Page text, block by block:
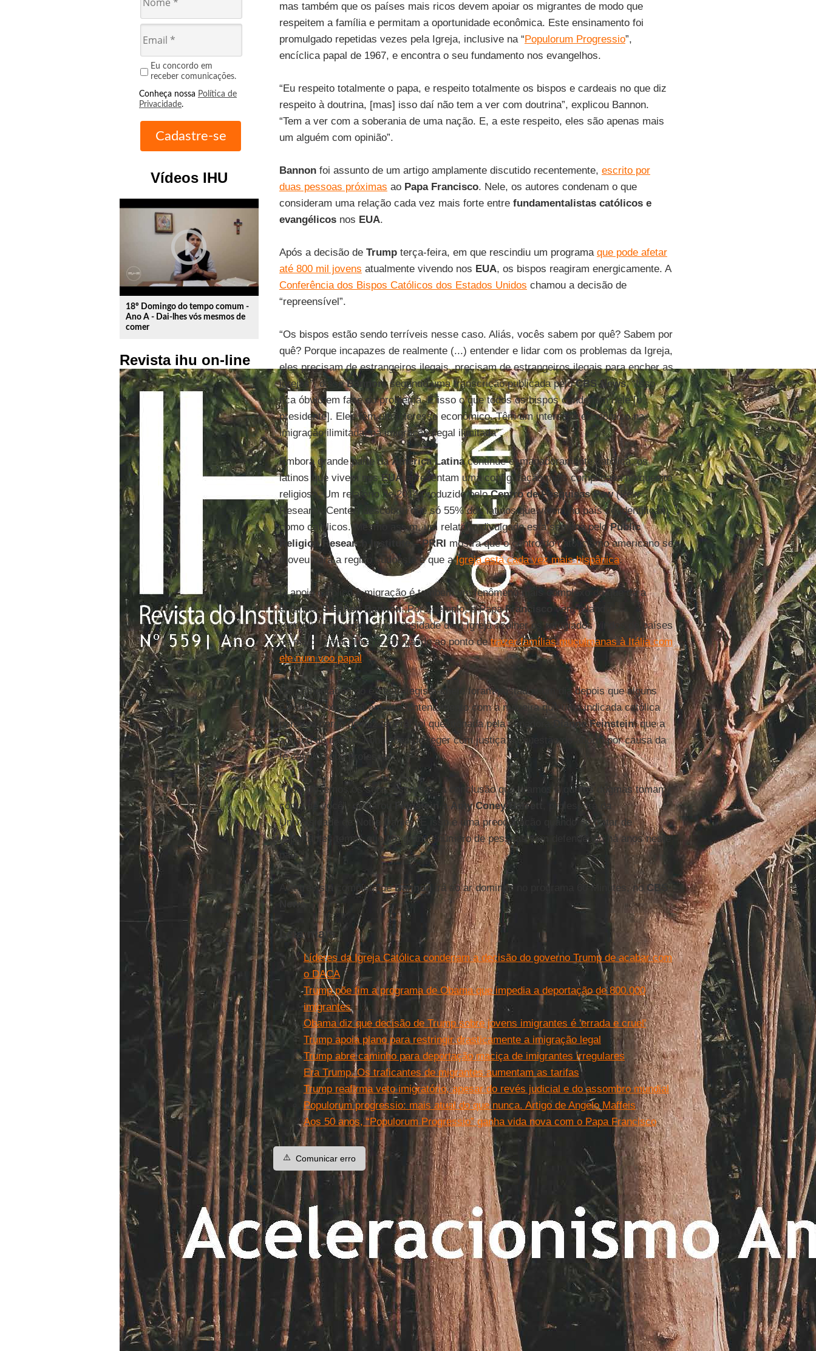
Eu concordo em
receber comunicações.
Conheça nossa Política de
Privacidade.
Vídeos IHU
play_circle_outline
18º Domingo do tempo comum -
Ano A - Dai-lhes vós mesmos de
comer
Revista ihu on-line
mas também que os países mais ricos devem apoiar os migrantes de modo que
respeitem a família e permitam a oportunidade econômica. Este ensinamento foi
promulgado repetidas vezes pela Igreja, inclusive na “Populorum Progressio”,
encíclica papal de 1967, e encontra o seu fundamento nos evangelhos.
“Eu respeito totalmente o papa, e respeito totalmente os bispos e cardeais no que diz
respeito à doutrina, [mas] isso daí não tem a ver com doutrina”, explicou Bannon.
“Tem a ver com a soberania de uma nação. E, a este respeito, eles são apenas mais
um alguém com opinião”.
Bannonfoi assunto de um artigo amplamente discutido recentemente, escrito por
duas pessoas próximas ao Papa Francisco. Nele, os autores condenam o que
consideram uma relação cada vez mais forte entre fundamentalistas católicos e
evangélicosnos EUA.
Após a decisão de Trumpterça-feira, em que rescindiu um programa que pode afetar
até 800 mil jovens atualmente vivendo nos EUA, os bispos reagiram energicamente. A
Conferência dos Bispos Católicos dos Estados Unidos chamou a decisão de
“repreensível”.
“Os bispos estão sendo terríveis nesse caso. Aliás, vocês sabem por quê? Sabem por
quê? Porque incapazes de realmente (...) entender e lidar com os problemas da Igreja,
eles precisam de estrangeiros ilegais, precisam de estrangeiros ilegais para encher as
igrejas”, disseBannon, segundo uma transcrição publicada peloCBS News. “Isso
fica óbvio em face do problema. É isso o que todos os bispos condenam nele [o
presidente]. Eles têm um interesse econômico. Têm um interesse econômico na
imigração ilimitada, na imigração ilegal ilimitada”.
Embora grande parte daAmérica Latinacontinue esmagadoramente católica, os
latinos que vivem nosEUAapresentam uma configuração mais complicada no quesito
religioso. Um relatório de 2014 produzido peloCentro de Pesquisas Pew(Pew
Research Center) descobriu que só 55% dos latinos que vivem no país se identificam
como católicos. Mesmo assim, um relatório divulgado esta semana peloPublic
Religion Research Institute – PRRI mostra que o centro do catolicismo americano se
moveu para a região sudoeste e que aIgreja está cada vez mais hispânica.
O apoio católico à migração é também um fenômeno mais complexo do que dá a
entenderStephen Bannon. Por exemplo, o PapaFrancisco
vem falando
repetidamente sobre a necessidade de a Igreja acolher os refugiados vindos de países
de maioria muçulmana, chegando ao ponto detrazer famílias muçulmanas à Itália com
ele num voo papal.
Os comentários do ex-estrategista-chefe foram postados um dia depois que alguns
católicos expressaram descontentamento com a maneira que uma indicada católica
para um cargo de juiz federal foi questionada pela senadora
Dianne Feinstein, que a
acusou de não ter condições de reger com justiça na questão do aborto por causa da
fé católica que professa.
“Quando lemos os seus discursos, a conclusão que tiramos é que os dogmas tomam
conta de você”, declarou
Feinstein aAmy Coney Barrett
, professora da
Universidade de Notre Dame. “E isso é uma preocupação quando se tratar de
importantes temas que um grande número de pessoas vem defendendo há anos neste
país”.
A entrevista completa deBannon irá ao ar domingo no programa 60 Minutes, no CBS
News .
Leia mais
Líderes da Igreja Católica condenam a decisão do governo Trump de acabar com
o DACA
Trump põe fim a programa de Obama que impedia a deportação de 800.000
imigrantes
Obama diz que decisão de Trump sobre jovens imigrantes é 'errada e cruel'
Trump apoia plano para restringir drasticamente a imigração legal
Trump abre caminho para deportação maciça de imigrantes irregulares
Era Trump. Os traficantes de migrantes aumentam as tarifas
Trump reafirma veto imigratório, apesar do revés judicial e do assombro mundial
Populorum progressio: mais atual do que nunca. Artigo de Angelo Maffeis
Aos 50 anos, “Populorum Progressio” ganha vida nova com o Papa Francisco
⚠️ Comunicar erro